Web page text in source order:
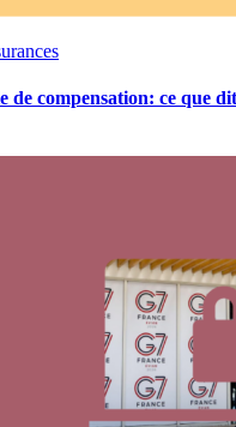
de compensation: ce que